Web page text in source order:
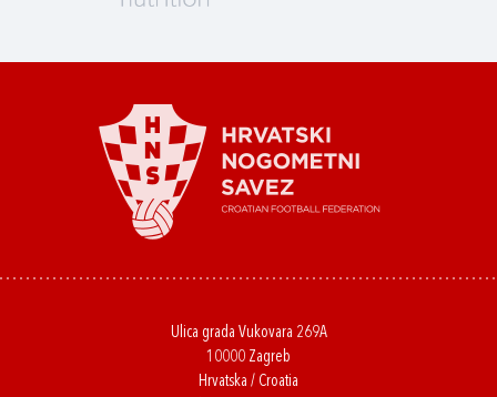
Ulica grada Vukovara 269A
10000 Zagreb
Hrvatska / Croatia